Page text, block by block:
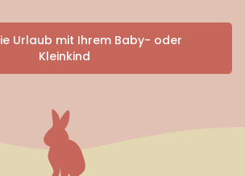
Urlaub mit Ihrem Baby- oder
Kleinkind